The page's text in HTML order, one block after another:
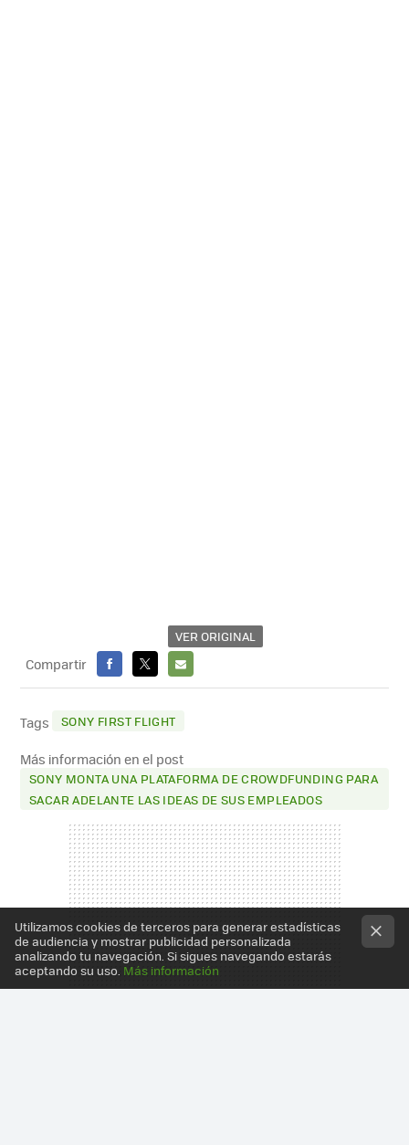
VER ORIGINAL
Compartir
FACEBOOK
X
E-
MAIL
Tags SONY FIRST FLIGHT
Más información en el post
SONY MONTA UNA PLATAFORMA DE CROWDFUNDING PARA
SACAR ADELANTE LAS IDEAS DE SUS EMPLEADOS
Utilizamos cookies de terceros para generar estadísticas
de audiencia y mostrar publicidad personalizada
analizando tu navegación. Si sigues navegando estarás
aceptando su uso. Más información